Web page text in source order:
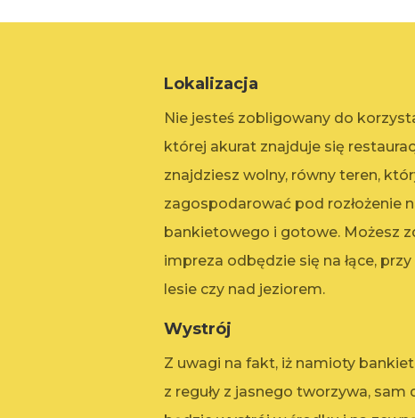
Lokalizacja
Nie jesteś zobligowany do
której akurat znajduje się
znajdziesz wolny, równy teren,
zagospodarować pod rozłożenie
bankietowego i gotowe. Możesz
impreza odbędzie się na łące,
lesie czy nad jeziorem.
Wystrój
Z uwagi na fakt, iż namioty
z reguły z jasnego tworzywa, sam